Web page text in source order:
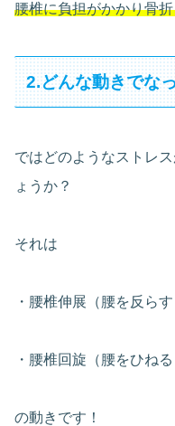
腰椎に負担がかかり骨
2.どんな動きでな
ではどのようなストレ
ょうか？
それは
・腰椎伸展（腰を反らす
・腰椎回旋（腰をひねる
の動きです！